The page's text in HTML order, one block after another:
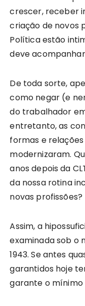
crescer, receber
criação de novos
Política estão
deve
De toda sorte,
como negar (e
do trabalhador
entretanto, as
formas e
modernizaram.
anos depois da
da nossa rotina
novas profissões?
Assim, a
examinada sob o
1943. Se antes
garantidos hoje
garante o mínimo